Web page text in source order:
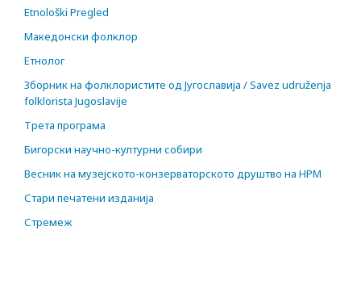
Etnološki Pregled
Македонски фолклор
Етнолог
Зборник на фолклористите од Југославија / Savez udruženja
folklorista Jugoslavije
Трета програма
Бигорски научно-културни собири
Весник на музејското-конзерваторското друштво на НРМ
Стари печатени изданија
Стремеж